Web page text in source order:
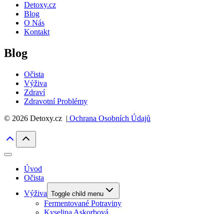
Detoxy.cz
Blog
O Nás
Kontakt
Blog
Očista
Výživa
Zdraví
Zdravotní Problémy
© 2026 Detoxy.cz | Ochrana Osobních Údajů
Úvod
Očista
Výživa Toggle child menu
Fermentované Potraviny